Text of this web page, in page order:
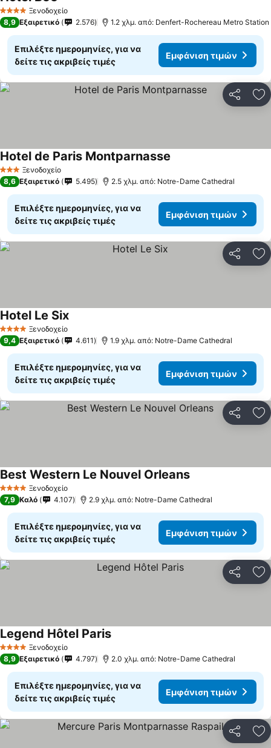
4 ΑστέριαΞενοδοχείο
8,9 Εξαιρετικό 2.576 1.2 χλμ. από: Denfert-Rochereau Metro Station
Επιλέξτε ημερομηνίες, για να
δείτε τις ακριβείς τιμές
Εμφάνιση τιμών
3 ΑστέριαΞενοδοχείο
Hotel de Paris Montparnasse
8,6 Εξαιρετικό 5.495 2.5 χλμ. από: Notre-Dame Cathedral
Επιλέξτε ημερομηνίες, για να
δείτε τις ακριβείς τιμές
Εμφάνιση τιμών
4 ΑστέριαΞενοδοχείο
Hotel Le SixΕμφάνιση τιμών
9,4 Εξαιρετικό 4.611 1.9 χλμ. από: Notre-Dame Cathedral
Επιλέξτε ημερομηνίες, για να
δείτε τις ακριβείς τιμές
Εμφάνιση τιμών
4 ΑστέριαΞενοδοχείο
Best Western Le Nouvel OrleansΕμφάνιση τιμών
7,9 Καλό 4.107 2.9 χλμ. από: Notre-Dame Cathedral
Επιλέξτε ημερομηνίες, για να
δείτε τις ακριβείς τιμές
Εμφάνιση τιμών
4 ΑστέριαΞενοδοχείο
Legend Hôtel ParisΕμφάνιση τιμών
8,9 Εξαιρετικό 4.797 2.0 χλμ. από: Notre-Dame Cathedral
Επιλέξτε ημερομηνίες, για να
δείτε τις ακριβείς τιμές
Εμφάνιση τιμών